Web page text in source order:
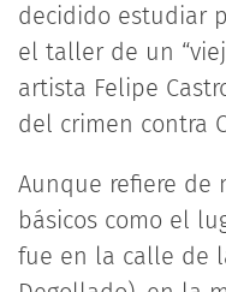
decidido estudiar
el taller de un
artista Felipe
del crimen contra
Aunque refiere de
básicos como el
fue en la calle de